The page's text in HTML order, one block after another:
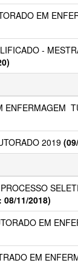
EM
-

2019
08/11/2018)
EM
EM